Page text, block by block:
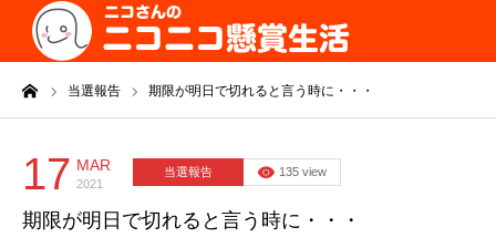
当選報告 期限が明日で切れると言う時に・・・
17 MAR
2021
当選報告 135 view
期限が明日で切れると言う時に・・・